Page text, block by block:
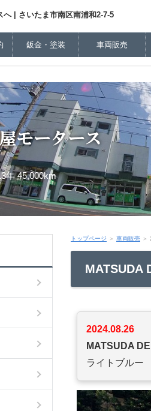
| さいたま市南区南浦和2-7-5
鈑金・塗装 車両販売
年 45,000km
トップページ ＞ 車両販売 ＞
MATSUDA
2024.08.26
MATSUDA
ライトブルー